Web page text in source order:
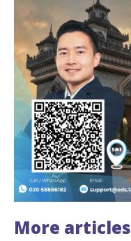
More articles